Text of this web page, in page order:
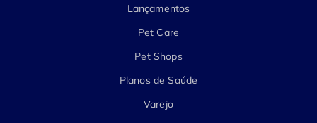
Lançamentos
Pet Care
Pet Shops
Planos de Saúde
Varejo